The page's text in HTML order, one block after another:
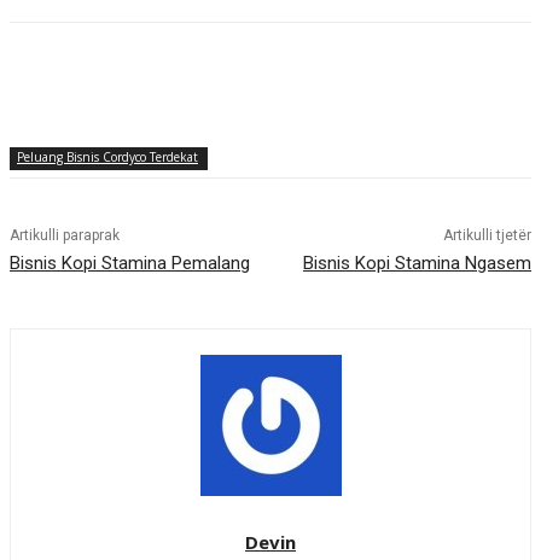
Peluang Bisnis Cordyco Terdekat
Artikulli paraprak
Bisnis Kopi Stamina Pemalang
Artikulli tjetër
Bisnis Kopi Stamina Ngasem
Devin